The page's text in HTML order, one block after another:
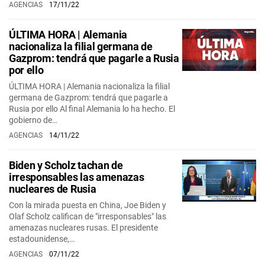
AGENCIAS 17/11/22
ÚLTIMA HORA | Alemania
nacionaliza la filial germana de
Gazprom: tendrá que pagarle a Rusia
por ello
ÚLTIMA HORA | Alemania nacionaliza la filial
germana de Gazprom: tendrá que pagarle a
Rusia por ello Al final Alemania lo ha hecho. El
gobierno de…
AGENCIAS 14/11/22
Biden y Scholz tachan de
irresponsables las amenazas
nucleares de Rusia
Con la mirada puesta en China, Joe Biden y
Olaf Scholz califican de "irresponsables" las
amenazas nucleares rusas. El presidente
estadounidense,…
AGENCIAS 07/11/22